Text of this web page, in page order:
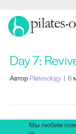
Day 7:
Автор Pilatesology | 6
Мы любим